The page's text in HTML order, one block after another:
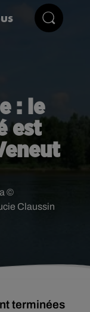
: le
est
Claussin
©
terminées